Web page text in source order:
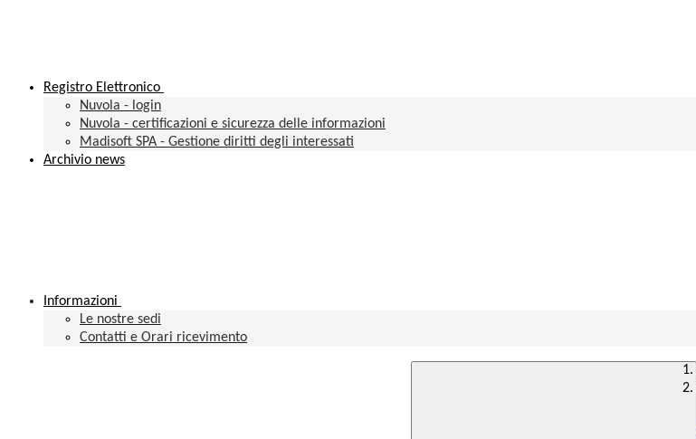
Registro Elettronico
Nuvola - login
Nuvola - certificazioni e sicurezza delle informazioni
Madisoft SPA - Gestione diritti degli interessati
Archivio news
Informazioni
Le nostre sedi
Contatti e Orari ricevimento